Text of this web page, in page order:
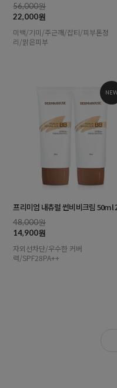
56,000원
22,000원
미백/기미/주근깨/잡티/피부톤정
리/맑은피부
프리미엄 내츄럴 썬비비크림 50ml
48,000원
14,900원
자외선차단/우수한 커버
력/SPF28PA++